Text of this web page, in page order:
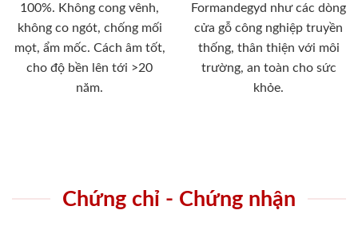
100%. Không cong vênh,
không co ngót, chống mối
mọt, ẩm mốc. Cách âm tốt,
cho độ bền lên tới >20
năm.
Formandegyd như các dòng
cửa gỗ công nghiệp truyền
thống, thân thiện với môi
trường, an toàn cho sức
khỏe.
Chứng chỉ - Chứng nhận